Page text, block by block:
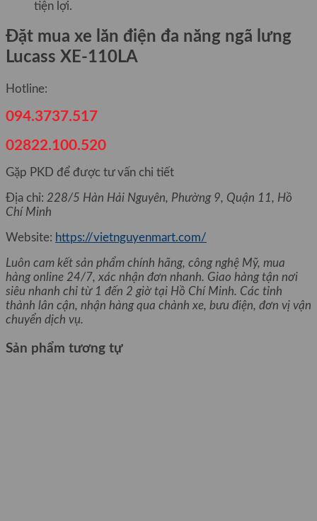
tiện lợi.
Đặt mua xe lăn điện đa năng ngã lưng
Lucass XE-110LA
Hotline:
094.3737.517
02822.100.520
Gặp PKD để được tư vấn chi tiết
Địa chỉ: 228/5 Hàn Hải Nguyên, Phường 9, Quận 11, Hồ
Chí Minh
Website: https://vietnguyenmart.com/
Luôn cam kết sản phẩm chính hãng, công nghệ Mỹ, mua
hàng online 24/7, xác nhận đơn nhanh. Giao hàng tận nơi
siêu nhanh chỉ từ 1 đến 2 giờ tại Hồ Chí Minh. Các tỉnh
thành lân cận, nhận hàng qua chành xe, bưu điện, đơn vị vận
chuyển dịch vụ.
Sản phẩm tương tự